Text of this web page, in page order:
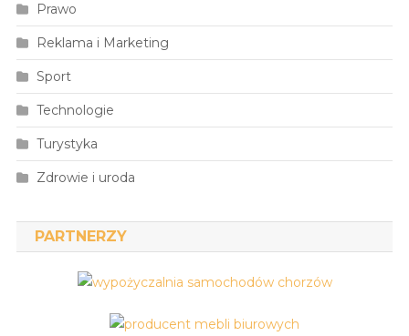
Prawo
Reklama i Marketing
Sport
Technologie
Turystyka
Zdrowie i uroda
PARTNERZY